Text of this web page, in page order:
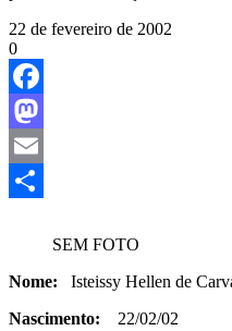
22 de fevereiro de 2002
0
Facebook
Mastodon
Email
SEM FOTO
Nome: Isteissy
Nascimento: 22/02/02